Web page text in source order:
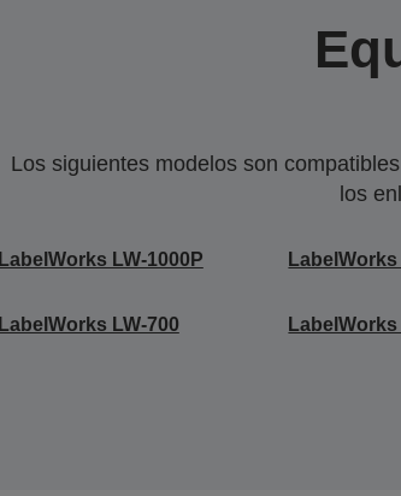
Los siguientes modelos son
los
LabelWorks LW-1000P LabelWorks
LabelWorks LW-700 LabelWorks